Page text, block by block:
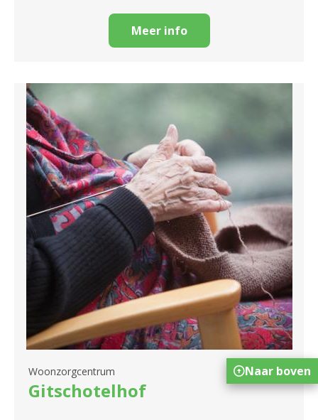
Meer info
Woonzorgcentrum
Gitschotelhof
Naar boven